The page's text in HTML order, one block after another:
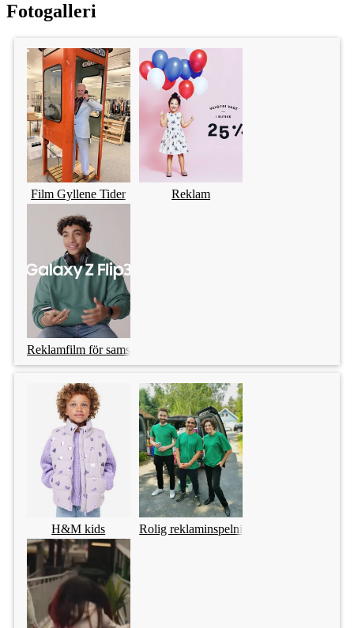
Fotogalleri
Film Gyllene Tider Reklam
Reklamfilm för samsung
H&M kids Rolig reklaminspelning